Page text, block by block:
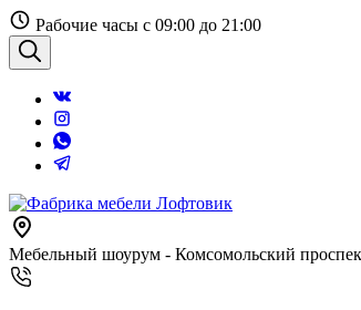
Перейти
к
содержанию
Рабочие часы с 09:00 до 21:00
Поиск
Мебельный шоурум - Комсомольский